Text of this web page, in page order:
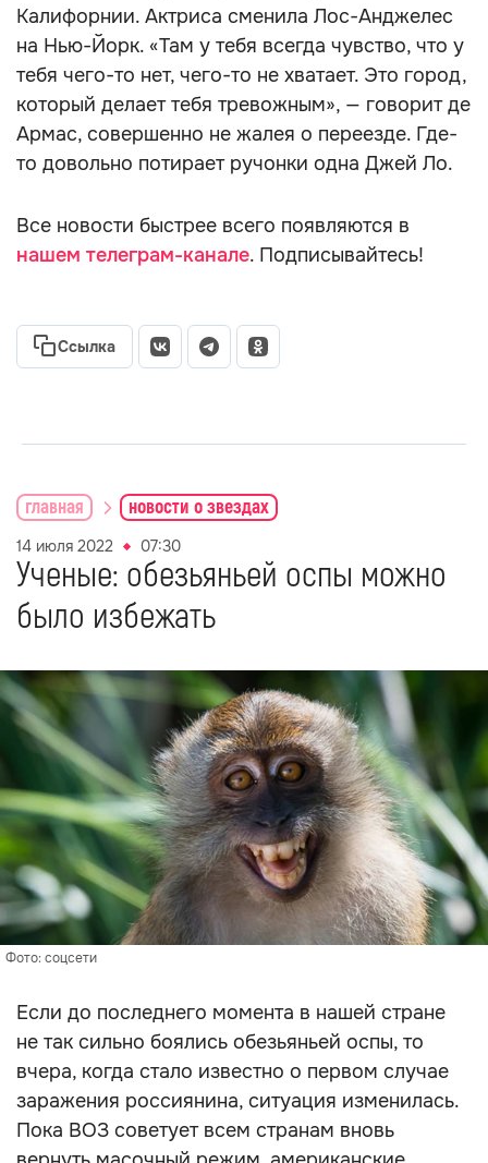
Калифорнии. Актриса сменила Лос-Анджелес
на Нью-Йорк. «‎Там у тебя всегда чувство, что у
тебя чего-то нет, чего-то не хватает. Это город,
который делает тебя тревожным», — говорит де
Армас, совершенно не жалея о переезде. Где-
то довольно потирает ручонки одна Джей Ло.
Все новости быстрее всего появляются в
нашем телеграм-канале. Подписывайтесь!
Ссылка
главная новости о звездах
14 июля 2022 07:30
Ученые: обезьяньей оспы можно
было избежать
Фото: соцсети
Если до последнего момента в нашей стране
не так сильно боялись обезьяньей оспы, то
вчера, когда стало известно о первом случае
заражения россиянина, ситуация изменилась.
Пока ВОЗ советует всем странам вновь